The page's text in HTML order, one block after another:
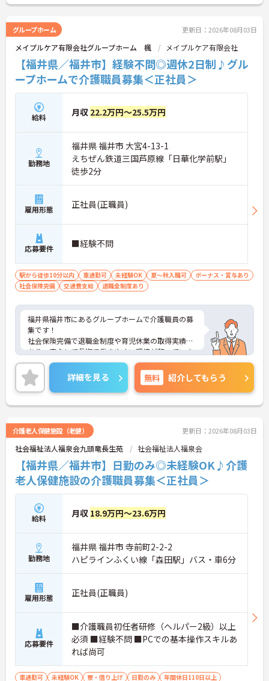
グループホーム 更新日：2026年08月03日
メイプルケア有限会社グループホーム 楓 メイプルケア有限会社
【福井県／福井市】経験不問◎週休2日制♪グル
ープホームで介護職員募集＜正社員＞
給料 月収 22.2万円～25.5万円
勤務地
福井県 福井市 大宮4-13-1
えちぜん鉄道三国芦原線「日華化学前駅」
徒歩2分
雇用形態 正社員(正職員)
応募要件 ■経験不問
駅から徒歩10分以内 車通勤可 未経験OK 夏～秋入職可
ボーナス・賞与あり
社会保険完備
交通費支給 退職金制度あり
福井県福井市にあるグループホームで介護職員の募
集です！
社会保険完備で退職金制度や育児休業の取得実績も
あり、安心して長期で働きやすい環境が整っていま
す◎
また、昇給や賞与などもあり、頑張りはしっかり評
価され還元されます！
ご興味ある方は面接ポイントをお伝えしますので、
お気軽にご連絡ください。
詳細を見る 無料 紹介してもらう
介護老人保健施設（老健） 更新日：2026年08月03日
社会福祉法人福泉会九頭竜長生苑 社会福祉法人福泉会
【福井県／福井市】日勤のみ◎未経験OK♪介護
老人保健施設の介護職員募集＜正社員＞
給料 月収 18.9万円～23.6万円
勤務地
福井県 福井市 寺前町2-2-2
ハピラインふくい線「森田駅」バス・車6分
雇用形態 正社員(正職員)
応募要件
■介護職員初任者研修（ヘルパー2級）以上
必須 ■経験不問 ■PCでの基本操作スキルあ
れば尚可
車通勤可 未経験OK 寮・借り上げ 日勤のみ 年間休日110日以上